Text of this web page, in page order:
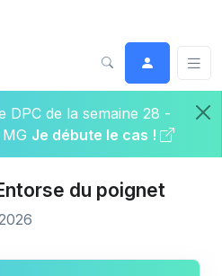
DPC de la semaine 28 -
Je débute le cas !
du poignet